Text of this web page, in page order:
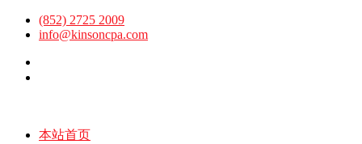
(852) 2725 2009
info@kinsoncpa.com
本站首页